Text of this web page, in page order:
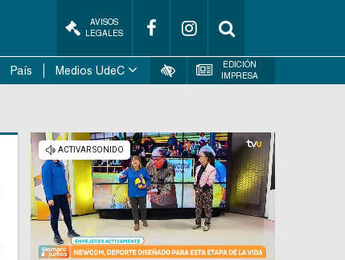
AVISOS
LEGALES
País Medios UdeC
EDICIÓN
IMPRESA